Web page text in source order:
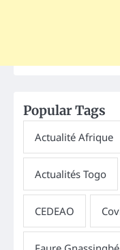
Popular Tags